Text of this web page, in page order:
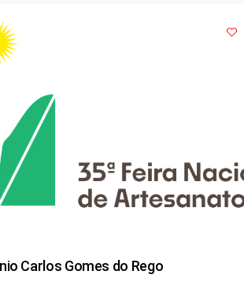
Carlos Gomes do Rego